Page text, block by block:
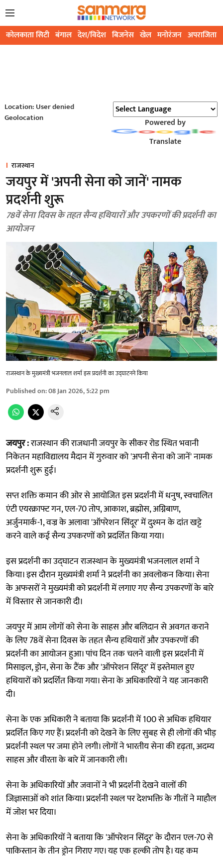
कोलकाता सिटी बंगाल देश/विदेश बिजनेस खेल मनोरंजन अपराजिता
Location: User denied
Geolocation
Powered by
Translate
राजस्थान
जयपुर में 'अपनी सेना को जानें' नामक
प्रदर्शनी शुरू
78वें सेना दिवस के तहत सैन्य हथियारों और उपकरणों की प्रदर्शनी का
आयोजन
राजस्थान के मुख्यमंत्री भजनलाल शर्मा इस प्रदर्शनी का उद्घाटनने किया
Published on:08 Jan 2026, 5:22 pm
जयपुर :राजस्थान की राजधानी जयपुर के सीकर रोड स्थित भवानी
निकेतन महाविद्यालय मैदान में गुरुवार को 'अपनी सेना को जानें' नामक
प्रदर्शनी शुरू हुई।
सप्त शक्ति कमान की ओर से आयोजित इस प्रदर्शनी में धनुष, स्वचालित
एंटी एयरक्राफ्ट गन, एल-70 तोप, आकाश, ब्रह्मोस, अग्निबाण,
अर्जुनमार्क-1, वज्र के अलावा 'ऑपरेशन सिंदूर' में दुश्मन के दांत खट्टे
करने वाले कई सैन्य उपकरणों को प्रदर्शित किया गया।
इस प्रदर्शनी का उद्घाटन राजस्थान के मुख्यमंत्री भजनलाल शर्मा ने
किया। इस दौरान मुख्यमंत्री शर्मा ने प्रदर्शनी का अवलोकन किया। सेना
के अफसरों ने मुख्यमंत्री को प्रदर्शनी में लगाए गए सैन्य उपकरणों के बारे
में विस्तार से जानकारी दी।
जयपुर में आम लोगों को सेना के साहस और बलिदान से अवगत कराने
के लिए 78वें सेना दिवस के तहत सैन्य हथियारों और उपकरणों की
प्रदर्शनी का आयोजन हुआ। पांच दिन तक चलने वाली इस प्रदर्शनी में
मिसाइल, ड्रोन, सेना के टैंक और 'ऑपरेशन सिंदूर' में इस्तेमाल हुए
हथियारों को प्रदर्शित किया गया। सेना के अधिकारियों ने यह जानकारी
दी।
सेना के एक अधिकारी ने बताया कि प्रदर्शनी में 100 से अधिक हथियार
प्रदर्शित किए गए हैं। प्रदर्शनी को देखने के लिए सुबह से ही लोगों की भीड़
प्रदर्शनी स्थल पर जमा होने लगी। लोगों ने भारतीय सेना की दृढ़ता, अदम्य
साहस और वीरता के बारे में जानकारी ली।
सेना के अधिकारियों और जवानों ने भी प्रदर्शनी देखने वालों की
जिज्ञासाओं को शांत किया। प्रदर्शनी स्थल पर देशभक्ति के गीतों ने माहौल
में जोश भर दिया।
सेना के अधिकारियों ने बताया कि 'ऑपरेशन सिंदूर' के दौरान एल-70 से
पाकिस्तान के तीन ड्रोन गिराए गए। यह एक हल्की तोप है। यह कम